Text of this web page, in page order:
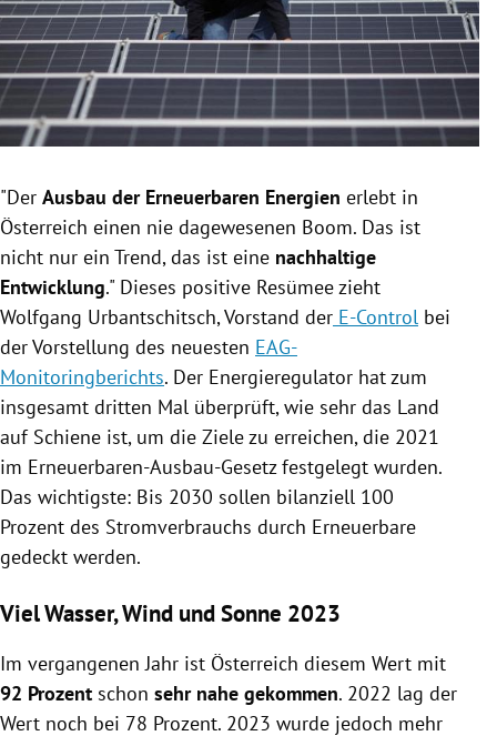
Untermenü
Untermenü
Untermenü
Untermenü
"Der Ausbau der Erneuerbaren Energien erlebt in
Österreich einen nie dagewesenen Boom. Das ist
nicht nur ein Trend, das ist eine nachhaltige
Entwicklung." Dieses positive Resümee zieht
Wolfgang Urbantschitsch, Vorstand der E-Control bei
der Vorstellung des neuesten EAG-
Monitoringberichts. Der Energieregulator hat zum
insgesamt dritten Mal überprüft, wie sehr das Land
auf Schiene ist, um die Ziele zu erreichen, die 2021
im Erneuerbaren-Ausbau-Gesetz festgelegt wurden.
Das wichtigste: Bis 2030 sollen bilanziell 100
Prozent des Stromverbrauchs durch Erneuerbare
gedeckt werden.
Viel Wasser, Wind und Sonne 2023
Im vergangenen Jahr ist Österreich diesem Wert mit
92 Prozent schon sehr nahe gekommen. 2022 lag der
Wert noch bei 78 Prozent. 2023 wurde jedoch mehr